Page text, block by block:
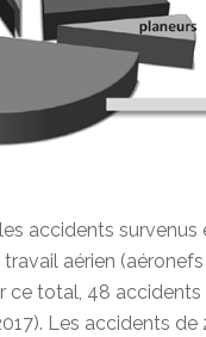
accidents
travail aérien
ce total, 48
Les accidents